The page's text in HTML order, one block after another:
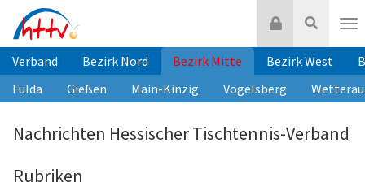
Inhalt
springen
Suche
Login
Verband Bezirk Nord Bezirk Mitte Bezirk West
Fulda
Gießen Main-Kinzig Vogelsberg Wetterau
Nachrichten Hessischer Tischtennis-Verband
Rubriken